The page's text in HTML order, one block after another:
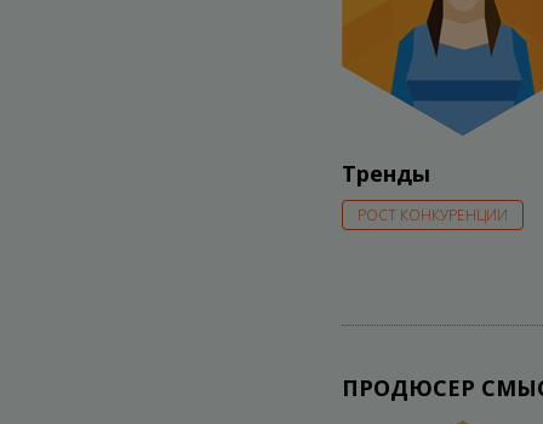
Тренды
РОСТ КОНКУРЕНЦИИ
ПРОДЮСЕР